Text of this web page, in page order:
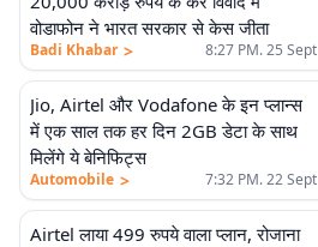
वोडाफोन ने भारत सरकार से केस जीता
Badi Khabar > 8:27 PM. 25 Sept
Jio, Airtel और Vodafone के इन प्लान्स
में एक साल तक हर दिन 2GB डेटा के साथ
मिलेंगे ये बेनिफिट्स
Automobile > 7:32 PM. 22 Sept
Airtel लाया 499 रुपये वाला प्लान, रोजाना